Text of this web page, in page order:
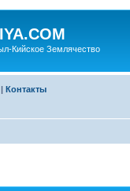
Кийское Землячество
| Контакты